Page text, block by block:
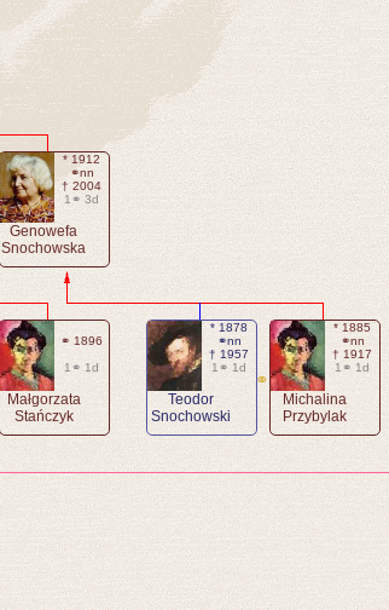
* 1912
⚭nn
† 2004
1⚭ 3d
Genowefa
Snochowska
⚭ 1896
1⚭ 1d
Małgorzata
Stańczyk
* 1878
⚭nn
† 1957
1⚭ 1d
Teodor
Snochowski
⚭
* 1885
⚭nn
† 1917
1⚭ 1d
Michalina
Przybylak